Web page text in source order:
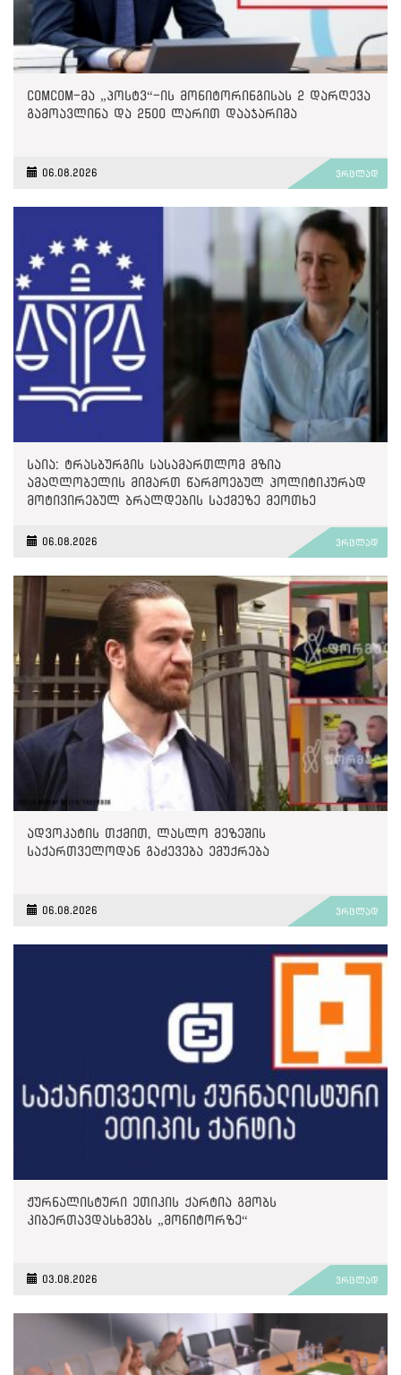
ComCom-მა „პოსტვ“-ის მონიტორინგისას 2 დარღევა
გამოავლინა და 2500 ლარით დააჯარიმა
06.08.2026 ვრცლად
საია: ტრასბურგის სასამართლომ მზია
ამაღლობელის მიმართ წარმოებულ პოლიტიკურად
მოტივირებულ ბრალდების საქმეზე მეოთხე
06.08.2026 ვრცლად
ადვოკატის თქმით, ლასლო მეზეშის
საქართველოდან გაძევება ემუქრება
06.08.2026 ვრცლად
ჟურნალისტური ეთიკის ქარტია გმობს
კიბერთავდასხმებს „მონიტორზე“
03.08.2026 ვრცლად